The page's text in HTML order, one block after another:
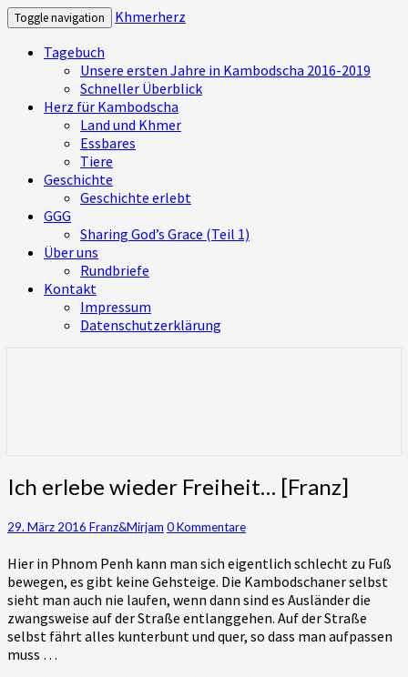
Toggle navigation
Khmerherz
Tagebuch
Unsere ersten Jahre in Kambodscha 2016-2019
Schneller Überblick
Herz für Kambodscha
Land und Khmer
Essbares
Tiere
Geschichte
Geschichte erlebt
GGG
Sharing God’s Grace (Teil 1)
Über uns
Rundbriefe
Kontakt
Impressum
Datenschutzerklärung
erleben
Ich
erlebe
Freiheit…
Ich erlebe wieder Freiheit… [Franz]
29. März 2016 Franz&Mirjam Kommentare
0 Kommentare
Hier in Phnom Penh kann man sich eigentlich schlecht zu Fuß
bewegen, es gibt keine Gehsteige. Die Kambodschaner selbst
sieht man auch nie laufen, wenn dann sind es Ausländer die
zwangsweise auf der Straße entlanggehen. Auf der Straße
selbst fährt alles kunterbunt und quer, so dass man aufpassen
muss …